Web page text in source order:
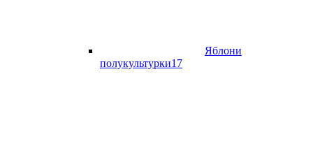
Яблони
полукультурки17